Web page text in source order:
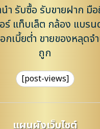
ำ รับซื้อ รับขายฝาก มื
ร์ แท็บเล็ต กล้อง แบรน
กเบี้ยต่ำ ขายของหลุดจ
ถูก
[post-views]
แผนผังเว็บไซต์